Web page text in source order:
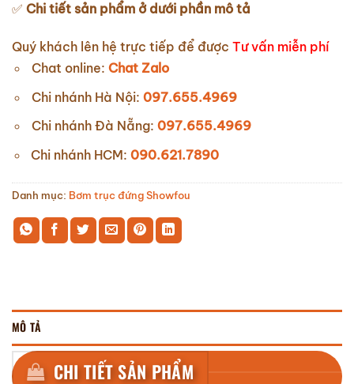
✅ Chi tiết sản phẩm ở dưới phần mô tả
Quý khách lên hệ trực tiếp để được Tư vấn miễn phí
Chat online: Chat Zalo
Chi nhánh Hà Nội: 097.655.4969
Chi nhánh Đà Nẵng: 097.655.4969
Chi nhánh HCM: 090.621.7890
Danh mục: Bơm trục đứng Showfou
MÔ TẢ
CHI TIẾT SẢN PHẨM